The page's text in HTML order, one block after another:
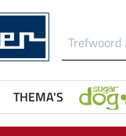
THEMA'S